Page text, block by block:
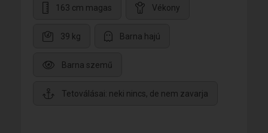
163 cm magas Vékony
39 kg Barna hajú
Barna szemű
Tetoválásai: neki nincs, de nem zavarja